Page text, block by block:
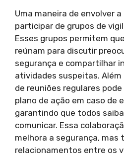
Uma maneira de envolver
participar de grupos de
Esses grupos permitem
reúnam para discutir
segurança e compartilhar
atividades suspeitas. Além
de reuniões regulares
plano de ação em caso de
garantindo que todos
comunicar. Essa
melhora a segurança,
relacionamentos entre os